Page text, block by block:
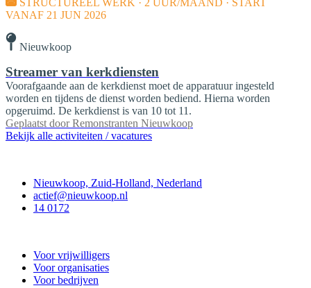
STRUCTUREEL WERK · 2 UUR/MAAND · START
VANAF 21 JUN 2026
Nieuwkoop
Streamer van kerkdiensten
Voorafgaande aan de kerkdienst moet de apparatuur ingesteld
worden en tijdens de dienst worden bediend. Hierna worden
opgeruimd. De kerkdienst is van 10 tot 11.
Geplaatst door Remonstranten Nieuwkoop
Bekijk alle activiteiten / vacatures
Nieuwkoop, Zuid-Holland, Nederland
actief@nieuwkoop.nl
14 0172
Voor vrijwilligers
Voor organisaties
Voor bedrijven